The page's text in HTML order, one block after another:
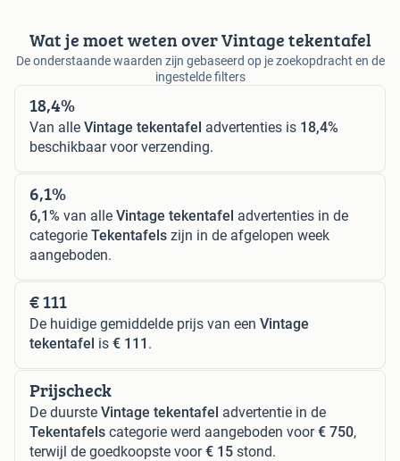
Wat je moet weten over Vintage tekentafel
De onderstaande waarden zijn gebaseerd op je zoekopdracht en de
ingestelde filters
18,4%
Van alle Vintage tekentafel advertenties is 18,4%
beschikbaar voor verzending.
6,1%
6,1% van alle Vintage tekentafel advertenties in de
categorie Tekentafels zijn in de afgelopen week
aangeboden.
€ 111
De huidige gemiddelde prijs van een Vintage
tekentafel is € 111 .
Prijscheck
De duurste Vintage tekentafel advertentie in de
Tekentafels categorie werd aangeboden voor€ 750,
terwijl de goedkoopste voor€ 15 stond.